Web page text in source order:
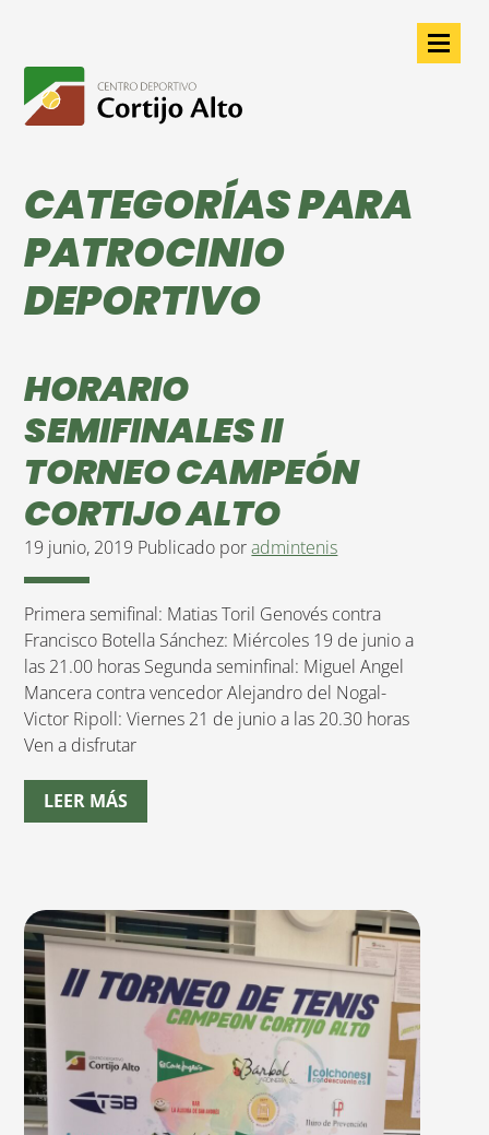
CATEGORÍAS PARA
PATROCINIO
DEPORTIVO
HORARIO
SEMIFINALES II
TORNEO CAMPEÓN
CORTIJO ALTO
19 junio, 2019 Publicado poradmintenis
Primera semifinal: Matias Toril Genovés contra
Francisco Botella Sánchez: Miércoles 19 de junio a
las 21.00 horas Segunda seminfinal: Miguel Angel
Mancera contra vencedor Alejandro del Nogal-
Victor Ripoll: Viernes 21 de junio a las 20.30 horas
Ven a disfrutar
LEER MÁS